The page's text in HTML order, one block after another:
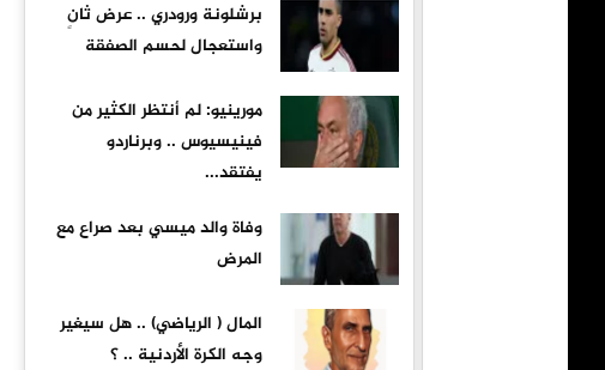
برشلونة ورودري .. عرض ثانٍ
واستعجال لحسم الصفقة
مورينيو: لم أنتظر الكثير من
فينيسيوس .. وبرناردو
يفتقد...
وفاة والد ميسي بعد صراع مع
المرض
المال ( الرياضي) .. هل سيغير
وجه الكرة الأردنية .. ؟